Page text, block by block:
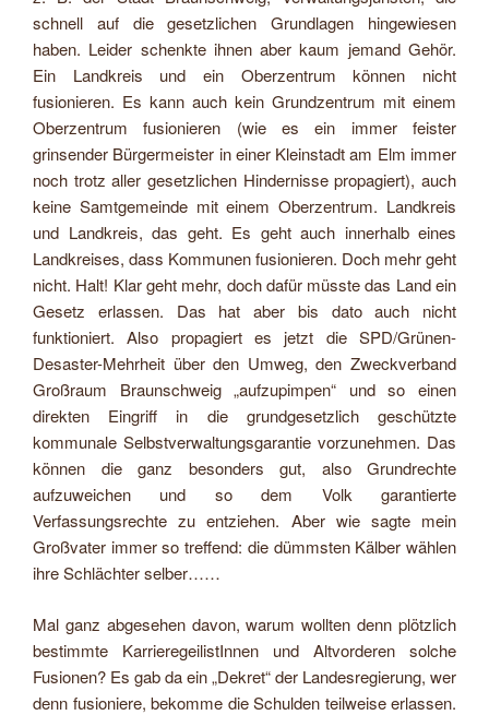
schnell auf die gesetzlichen Grundlagen hingewiesen
haben. Leider schenkte ihnen aber kaum jemand Gehör.
Ein Landkreis und ein Oberzentrum können nicht
fusionieren. Es kann auch kein Grundzentrum mit einem
Oberzentrum fusionieren (wie es ein immer feister
grinsender Bürgermeister in einer Kleinstadt am Elm immer
noch trotz aller gesetzlichen Hindernisse propagiert), auch
keine Samtgemeinde mit einem Oberzentrum. Landkreis
und Landkreis, das geht. Es geht auch innerhalb eines
Landkreises, dass Kommunen fusionieren. Doch mehr geht
nicht. Halt! Klar geht mehr, doch dafür müsste das Land ein
Gesetz erlassen. Das hat aber bis dato auch nicht
funktioniert. Also propagiert es jetzt die SPD/Grünen-
Desaster-Mehrheit über den Umweg, den Zweckverband
Großraum Braunschweig „aufzupimpen“ und so einen
direkten Eingriff in die grundgesetzlich geschützte
kommunale Selbstverwaltungsgarantie vorzunehmen. Das
können die ganz besonders gut, also Grundrechte
aufzuweichen und so dem Volk garantierte
Verfassungsrechte zu entziehen. Aber wie sagte mein
Großvater immer so treffend: die dümmsten Kälber wählen
ihre Schlächter selber……
Mal ganz abgesehen davon, warum wollten denn plötzlich
bestimmte KarrieregeilistInnen und Altvorderen solche
Fusionen? Es gab da ein „Dekret“ der Landesregierung, wer
denn fusioniere, bekomme die Schulden teilweise erlassen.